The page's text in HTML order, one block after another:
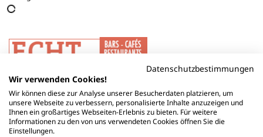
Datenschutzbestimmungen
Wir verwenden Cookies!
Wir können diese zur Analyse unserer Besucherdaten platzieren, um
unsere Webseite zu verbessern, personalisierte Inhalte anzuzeigen und
Ihnen ein großartiges Webseiten-Erlebnis zu bieten. Für weitere
Informationen zu den von uns verwendeten Cookies öffnen Sie die
Einstellungen.